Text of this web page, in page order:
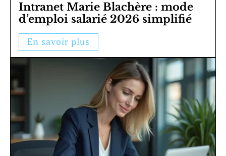
Intranet Marie Blachère : mode
d’emploi salarié 2026 simplifié
En savoir plus